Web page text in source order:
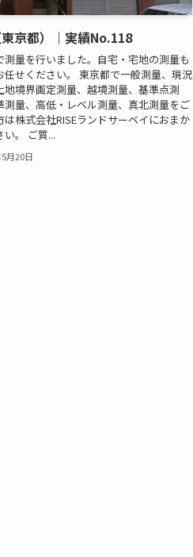
京都）｜実績No.118
測量を行いました。自宅・宅地の測量も
任せください。 東京都で一般測量、現況
地境界画定測量、越境測量、基準点測
測量、高低・レベル測量、真北測量をご
は株式会社RISEランドサーベイにおまか
い。 ご質...
月20日